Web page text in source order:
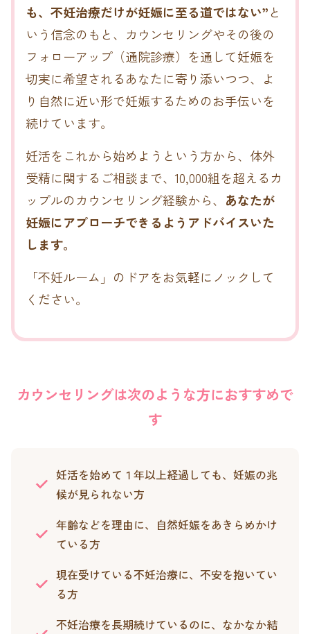
も、不妊治療だけが妊娠に至る道ではない”と
いう信念のもと、 カウンセリングやその後の
フォローアップ（通院診療）を通して妊娠を
切実に希望されるあなたに寄り添いつつ、
よ
り自然に近い形で妊娠するためのお手伝いを
続けています。
妊活をこれから始めようという方から、体外
受精に関するご相談まで、 10,000組を超えるカ
ップルのカウンセリング経験から、 あなたが
妊娠にアプローチできるようアドバイスいた
します。
「不妊ルーム」のドアをお気軽にノックして
ください。
カウンセリングは次のような方におすすめで
す
妊活を始めて１年以上経過しても、妊娠の兆
候が見られない方
年齢などを理由に、自然妊娠をあきらめかけ
ている方
現在受けている不妊治療に、不安を抱いてい
る方
不妊治療を長期続けているのに、なかなか結